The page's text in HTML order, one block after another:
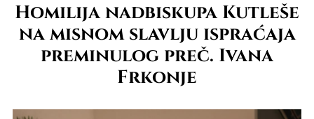
Homilija nadbiskupa Kutleše
na misnom slavlju ispraćaja
preminulog preč. Ivana
Frkonje